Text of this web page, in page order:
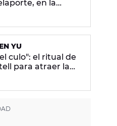
en la
YU
culo": el ritual de
para atraer la